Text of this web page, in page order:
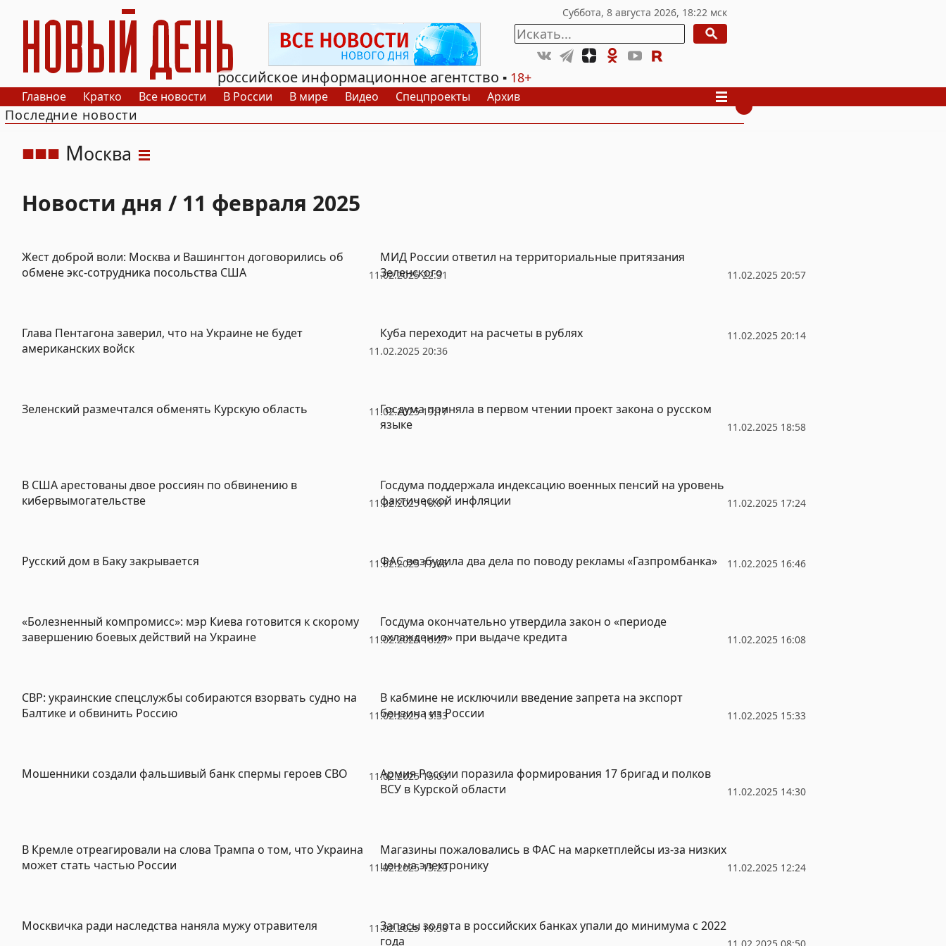
РИА Новый День
российское информационное агентство
18+
Главное Кратко Все новости В России В мире Видео Спецпроекты Архив
Последние новости
Москва
Новости дня / 11 февраля 2025
11.02.2025 22:31
Жест доброй воли: Москва и Вашингтон договорились об
обмене экс-сотрудника посольства США
11.02.2025 20:57
МИД России ответил на территориальные притязания
Зеленского
11.02.2025 20:36
Глава Пентагона заверил, что на Украине не будет
американских войск
11.02.2025 20:14
Куба переходит на расчеты в рублях
11.02.2025 19:17
Зеленский размечтался обменять Курскую область
11.02.2025 18:58
Госдума приняла в первом чтении проект закона о русском
языке
11.02.2025 18:01
В США арестованы двое россиян по обвинению в
кибервымогательстве
11.02.2025 17:24
Госдума поддержала индексацию военных пенсий на уровень
фактической инфляции
11.02.2025 17:05
Русский дом в Баку закрывается 11.02.2025 16:46
ФАС возбудила два дела по поводу рекламы «Газпромбанка»
11.02.2025 16:27
«Болезненный компромисс»: мэр Киева готовится к скорому
завершению боевых действий на Украине
11.02.2025 16:08
Госдума окончательно утвердила закон о «периоде
охлаждения» при выдаче кредита
11.02.2025 15:53
СВР: украинские спецслужбы собираются взорвать судно на
Балтике и обвинить Россию
11.02.2025 15:33
В кабмине не исключили введение запрета на экспорт
бензина из России
11.02.2025 15:05
Мошенники создали фальшивый банк спермы героев СВО
11.02.2025 14:30
Армия России поразила формирования 17 бригад и полков
ВСУ в Курской области
11.02.2025 13:29
В Кремле отреагировали на слова Трампа о том, что Украина
может стать частью России
11.02.2025 12:24
Магазины пожаловались в ФАС на маркетплейсы из-за низких
цен на электронику
11.02.2025 10:58
Москвичка ради наследства наняла мужу отравителя
Запасы золота в российских банках упали до минимума с 2022
года